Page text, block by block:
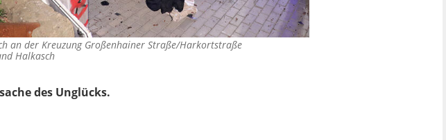
an der Kreuzung Großenhainer Straße/Harkortstraße
Halkasch
des Unglücks.